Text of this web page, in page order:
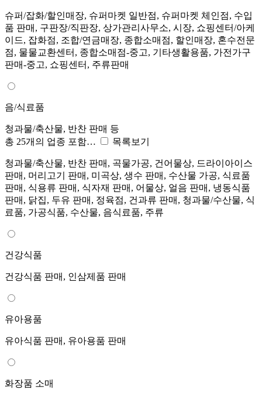
슈퍼/잡화/할인매장, 슈퍼마켓 일반점, 슈퍼마켓 체인점, 수입
품 판매, 구판장/직판장, 상가관리사무소, 시장, 쇼핑센터/아케
이드, 잡화점, 조합/연금매장, 종합소매점, 할인매장, 혼수전문
점, 물물교환센터, 종합소매점-중고, 기타생활용품, 가전가구
판매-중고, 쇼핑센터, 주류판매
음/식료품
청과물/축산물, 반찬 판매 등
총 25개의 업종 포함…
목록보기
청과물/축산물, 반찬 판매, 곡물가공, 건어물상, 드라이아이스
판매, 머리고기 판매, 미곡상, 생수 판매, 수산물 가공, 식료품
판매, 식용류 판매, 식자재 판매, 어물상, 얼음 판매, 냉동식품
판매, 닭집, 두유 판매, 정육점, 건과류 판매, 청과물/수산물, 식
료품, 가공식품, 수산물, 음식료품, 주류
건강식품
건강식품 판매, 인삼제품 판매
유아용품
유아식품 판매, 유아용품 판매
화장품 소매